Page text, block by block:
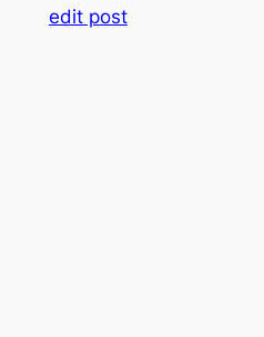
edit post